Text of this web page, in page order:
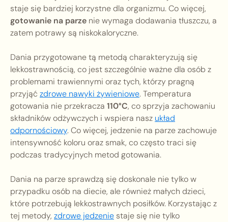
staje się bardziej korzystne dla organizmu. Co więcej,
gotowanie na parze nie wymaga dodawania tłuszczu, a
zatem potrawy są niskokaloryczne.
Dania przygotowane tą metodą charakteryzują się
lekkostrawnością, co jest szczególnie ważne dla osób z
problemami trawiennymi oraz tych, którzy pragną
przyjąć zdrowe nawyki żywieniowe. Temperatura
gotowania nie przekracza 110°C, co sprzyja zachowaniu
składników odżywczych i wspiera nasz układ
odpornościowy. Co więcej, jedzenie na parze zachowuje
intensywność koloru oraz smak, co często traci się
podczas tradycyjnych metod gotowania.
Dania na parze sprawdzą się doskonale nie tylko w
przypadku osób na diecie, ale również małych dzieci,
które potrzebują lekkostrawnych posiłków. Korzystając z
tej metody, zdrowe jedzenie staje się nie tylko